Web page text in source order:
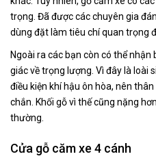
trọng. Đã được các chuyên gia
dùng đặt làm tiêu chí quan trọng
Ngoài ra các bạn còn có thể
giác về trọng lượng. Vì đây là loài
điều kiện khí hậu ôn hòa, nên
chắn. Khối gỗ vì thế cũng nặng
thường.
Cửa gỗ căm xe 4 cánh